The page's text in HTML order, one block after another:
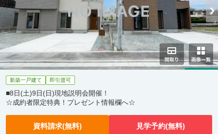
新築一戸建て 即引渡可
■8日(土)9日(日)現地説明会開催！
☆成約者限定特典！プレゼント情報欄へ☆
資料請求(無料) 見学予約(無料)